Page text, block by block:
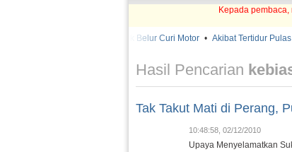
Kepada
Babak Belur Curi Motor • Akibat Tertidur Pulas •
Hasil Pencarian
Tak Takut Mati di Perang,
10:48:58, 02/12/2010
Upaya Menyelamatkan